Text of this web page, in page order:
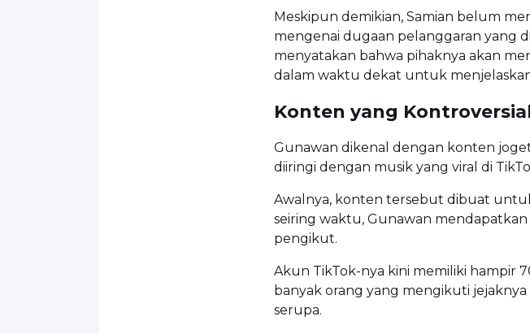
Meskipun demikian, Samian belum
mengenai dugaan pelanggaran yang
menyatakan bahwa pihaknya akan
dalam waktu dekat untuk
Konten yang
Gunawan dikenal dengan konten
diiringi dengan musik yang viral di
Awalnya, konten tersebut dibuat
seiring waktu, Gunawan
pengikut.
Akun TikTok-nya kini memiliki hampir
banyak orang yang mengikuti
serupa.